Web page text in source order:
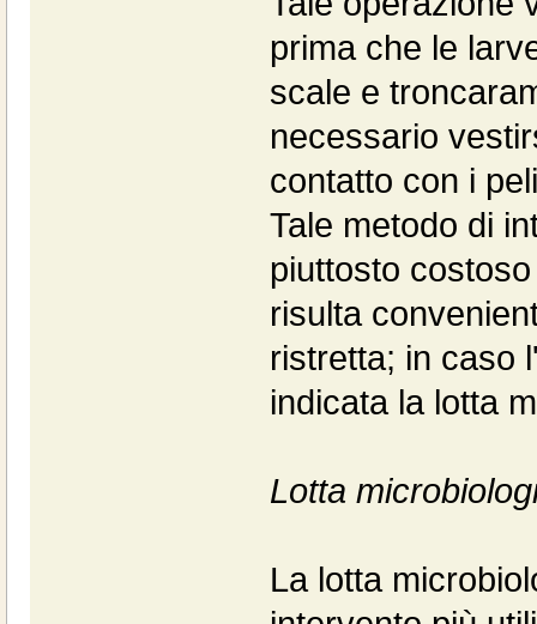
prima che le
scale e
necessario
contatto con i
Tale metodo di
piuttosto
risulta
ristretta; in caso
indicata la lotta
Lotta
La lotta